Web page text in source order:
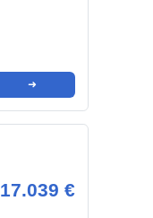
➜
17.039 €